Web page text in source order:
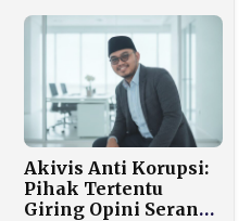
Akivis Anti Korupsi:
Pihak Tertentu
Giring Opini Serang